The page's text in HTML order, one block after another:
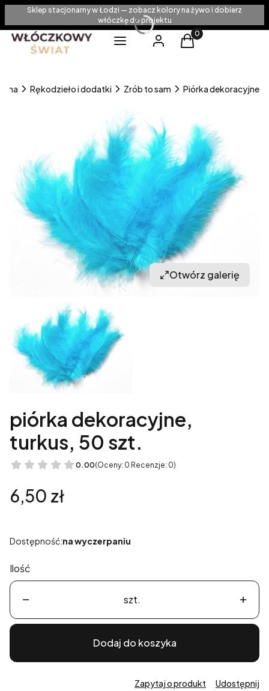
Sklep stacjonarny w Łodzi — zobacz kolory na żywo i dobierz
włóczkę do projektu
Menu
Zaloguj sięProdukty w
Koszyk
Rękodzieło i dodatki Zrób to sam Piórka dekoracyjne
Otwórz galerię
piórka dekoracyjne,
turkus, 50 szt.
0.00(Oceny: 0 Recenzje: 0)
Cena
6,50 zł
Dostępność:na wyczerpaniu
Ilość
szt.
Dodaj do koszyka
Zapytaj o produkt Udostępnij